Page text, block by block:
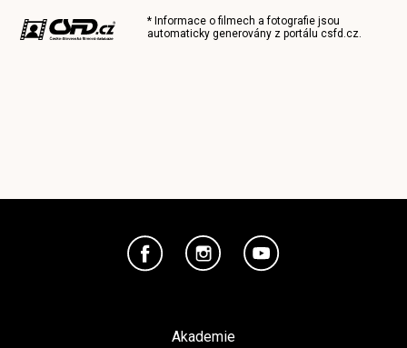
* Informace o filmech a fotografie jsou
automaticky generovány z portálucsfd.cz.
Akademie